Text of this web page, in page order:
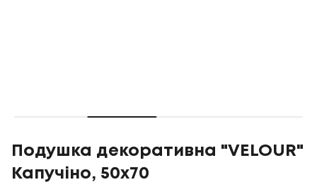
Подушка декоративна "VELOUR"
Капучіно, 50x70